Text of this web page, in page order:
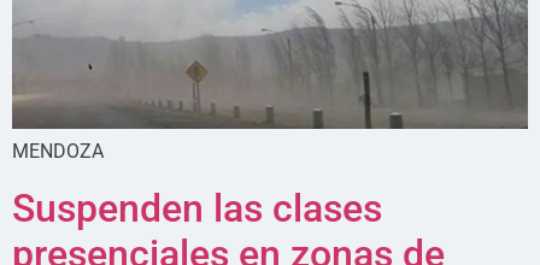
MENDOZA
Suspenden las clases
presenciales en zonas de